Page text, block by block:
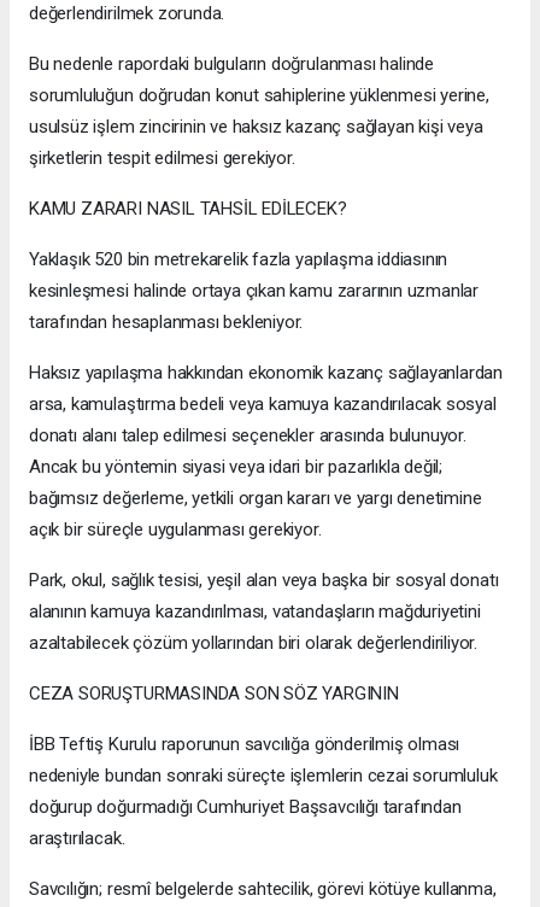
değerlendirilmek zorunda.
Bu nedenle rapordaki bulguların doğrulanması halinde
sorumluluğun doğrudan konut sahiplerine yüklenmesi yerine,
usulsüz işlem zincirinin ve haksız kazanç sağlayan kişi veya
şirketlerin tespit edilmesi gerekiyor.
KAMU ZARARI NASIL TAHSİL EDİLECEK?
Yaklaşık 520 bin metrekarelik fazla yapılaşma iddiasının
kesinleşmesi halinde ortaya çıkan kamu zararının uzmanlar
tarafından hesaplanması bekleniyor.
Haksız yapılaşma hakkından ekonomik kazanç sağlayanlardan
arsa, kamulaştırma bedeli veya kamuya kazandırılacak sosyal
donatı alanı talep edilmesi seçenekler arasında bulunuyor.
Ancak bu yöntemin siyasi veya idari bir pazarlıkla değil;
bağımsız değerleme, yetkili organ kararı ve yargı denetimine
açık bir süreçle uygulanması gerekiyor.
Park, okul, sağlık tesisi, yeşil alan veya başka bir sosyal donatı
alanının kamuya kazandırılması, vatandaşların mağduriyetini
azaltabilecek çözüm yollarından biri olarak değerlendiriliyor.
CEZA SORUŞTURMASINDA SON SÖZ YARGININ
İBB Teftiş Kurulu raporunun savcılığa gönderilmiş olması
nedeniyle bundan sonraki süreçte işlemlerin cezai sorumluluk
doğurup doğurmadığı Cumhuriyet Başsavcılığı tarafından
araştırılacak.
Savcılığın; resmî belgelerde sahtecilik, görevi kötüye kullanma,